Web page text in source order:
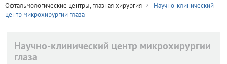
Офтальмологические центры, глазная хирургия
Научно-клинический
центр микрохирургии глаза
Научно-клинический центр микрохирургии
глаза